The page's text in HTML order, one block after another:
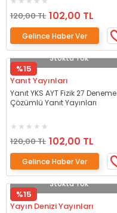
120,00 TL 102,00 TL
Gelince Haber Ver
Stokta Yok
%15
Yanıt Yayınları
Yanıt YKS AYT Fizik 27 Deneme
Çözümlü Yanıt Yayınları
120,00 TL 102,00 TL
Gelince Haber Ver
Stokta Yok
%15
Yayın Denizi Yayınları